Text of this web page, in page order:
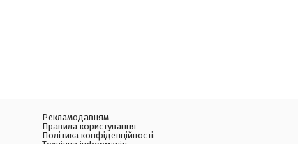
Рекламодавцям
Правила користування
Політика конфіденційності